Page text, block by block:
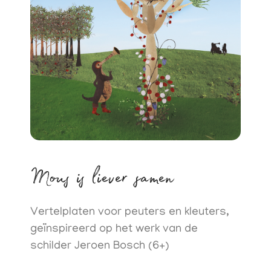
Mous is liever samen​
Vertelplaten voor peuters en kleuters,
geïnspireerd op het werk van de
schilder Jeroen Bosch (6+)​​